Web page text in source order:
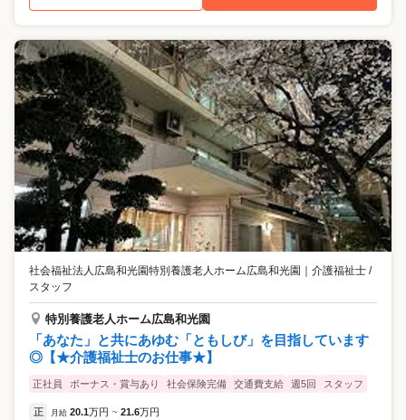
社会福祉法人広島和光園特別養護老人ホーム広島和光園
介護福祉士 /
スタッフ
特別養護老人ホーム広島和光園
「あなた」と共にあゆむ「ともしび」を目指しています
◎【★介護福祉士のお仕事★】
正社員 ボーナス・賞与あり 社会保険完備 交通費支給 週5回 スタッフ
正 月給 20.1万円 ~ 21.6万円